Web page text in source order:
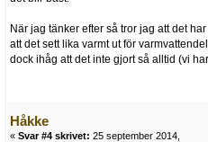
När jag tänker efter så tror jag att det
att det sett lika varmt ut för
dock ihåg att det inte gjort så alltid (vi
Håkke
« Svar #4 skrivet: 25 september 2014,